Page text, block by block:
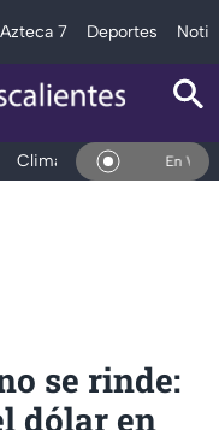
Azteca 7 Deportes
Clima Deportes En Vivo
se rinde:
dólar en